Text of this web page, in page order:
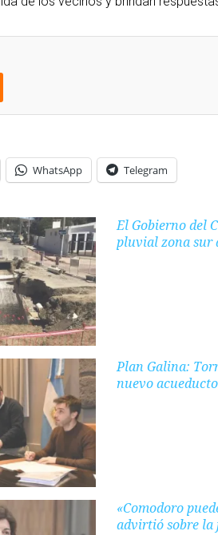
WhatsApp Telegram
El Gobierno del
pluvial zona sur
Plan Galina:
nuevo
«Comodoro
advirtió sobre la